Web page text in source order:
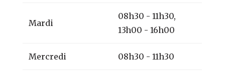
Mardi
08h30 - 11h30,
13h00 - 16h00
Mercredi 08h30 - 11h30